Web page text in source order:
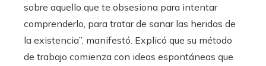
sobre aquello que te obsesiona para intentar
comprenderlo, para tratar de sanar las heridas de
la existencia”, manifestó. Explicó que su método
de trabajo comienza con ideas espontáneas que